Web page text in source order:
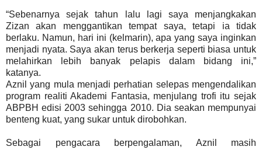
“Sebenarnya sejak tahun lalu lagi saya menjangkakan
Zizan akan menggantikan tempat saya, tetapi ia tidak
berlaku. Namun, hari ini (kelmarin), apa yang saya inginkan
menjadi nyata. Saya akan terus berkerja seperti biasa untuk
melahirkan lebih banyak pelapis dalam bidang ini,”
katanya.
Aznil yang mula menjadi perhatian selepas mengendalikan
program realiti Akademi Fantasia, menjulang trofi itu sejak
ABPBH edisi 2003 sehingga 2010. Dia seakan mempunyai
benteng kuat, yang sukar untuk dirobohkan.
Sebagai pengacara berpengalaman, Aznil masih